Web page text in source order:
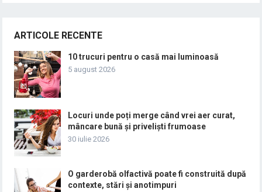
ARTICOLE RECENTE
10 trucuri pentru o casă mai luminoasă
5 august 2026
Locuri unde poți merge când vrei aer curat,
mâncare bună și priveliști frumoase
30 iulie 2026
O garderobă olfactivă poate fi construită după
contexte, stări și anotimpuri